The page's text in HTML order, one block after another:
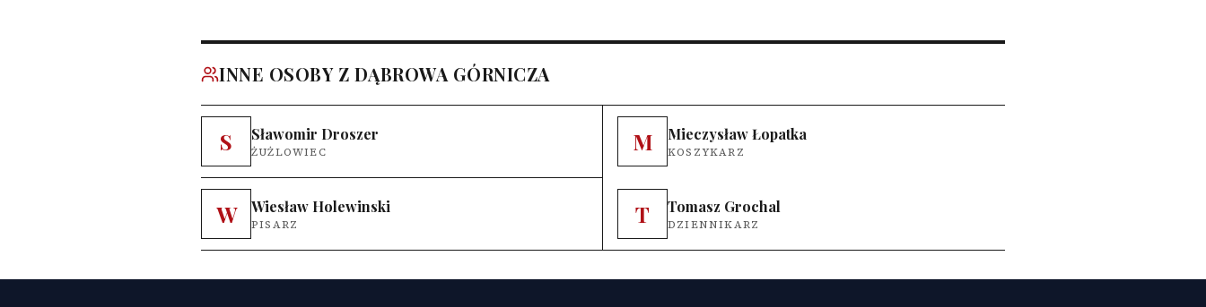
INNE OSOBY Z DĄBROWA GÓRNICZA
S Sławomir Droszer
ŻUŻLOWIEC M Mieczysław Łopatka
KOSZYKARZ
W Wiesław Holewinski
PISARZ T Tomasz Grochal
DZIENNIKARZ